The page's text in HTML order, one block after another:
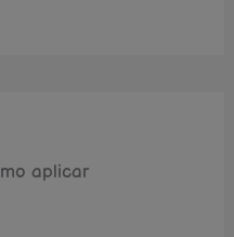
aplicar